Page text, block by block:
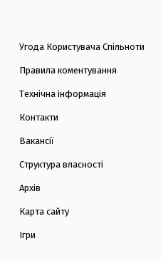
Угода Користувача Спільноти
Правила коментування
Технічна інформація
Контакти
Вакансії
Структура власності
Архів
Карта сайту
Ігри